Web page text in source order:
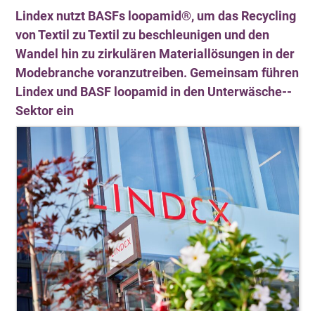
Lindex nutzt BASFs loopamid®, um das Recycling
von Textil zu Textil zu beschleunigen und den
Wandel hin zu zirkulären Materiallösungen in der
Modebranche voranzutreiben. Gemeinsam führen
Lindex und BASF loopamid in den Unterwäsche-­
Sektor ein